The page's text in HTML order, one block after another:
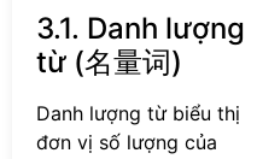
3.1. Danh lượng
từ (名量词)
Danh lượng từ biểu thị
đơn vị số lượng của